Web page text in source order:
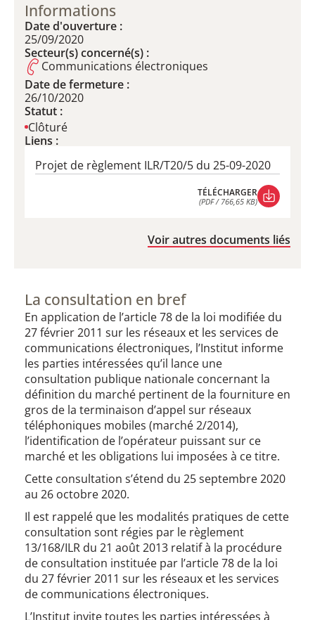
Informations
Date d'ouverture :
25/09/2020
Secteur(s) concerné(s) :
Communications électroniques
Date de fermeture :
26/10/2020
Statut :
Clôturé
Liens :
Projet de règlement ILR/T20/5 du 25-09-2020
TÉLÉCHARGER
(PDF / 766,65 KB)
Voir autres documents liés
La consultation en bref
En application de l’article 78 de la loi modifiée du
27 février 2011 sur les réseaux et les services de
communications électroniques, l’Institut informe
les parties intéressées qu’il lance une
consultation publique nationale concernant la
définition du marché pertinent de la fourniture en
gros de la terminaison d’appel sur réseaux
téléphoniques mobiles (marché 2/2014),
l’identification de l’opérateur puissant sur ce
marché et les obligations lui imposées à ce titre.
Cette consultation s’étend du 25 septembre 2020
au 26 octobre 2020.
Il est rappelé que les modalités pratiques de cette
consultation sont régies par le règlement
13/168/ILR du 21 août 2013 relatif à la procédure
de consultation instituée par l’article 78 de la loi
du 27 février 2011 sur les réseaux et les services
de communications électroniques.
L’Institut invite toutes les parties intéressées à